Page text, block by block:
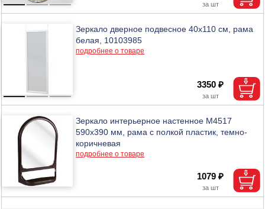
Зеркало дверное подвесное 40х110 см, рама
белая, 10103985
подробнее о товаре
3350 ₽
Зеркало интерьерное настенное М4517
590х390 мм, рама с полкой пластик, темно-
коричневая
подробнее о товаре
1079 ₽